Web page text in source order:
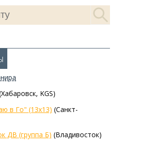
KGS)
в Го" (13х13) (Санкт-
ДВ (группа Б) (Владивосток)